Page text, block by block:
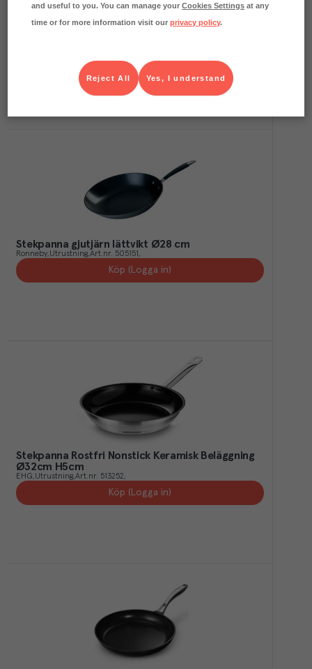
Köp (Logga in)
Stekpanna gjutjärn lättvikt Ø28 cm
Ronneby Utrustning Art.nr. 505151
Köp (Logga in)
Stekpanna Rostfri Nonstick Keramisk Beläggning
Ø32cm H5cm
EHG Utrustning Art.nr. 513252
Köp (Logga in)
and useful to you. You can manage yourCookies Settings at any
time or for more information visit ourprivacy policy.
Yes, I understand
Reject All